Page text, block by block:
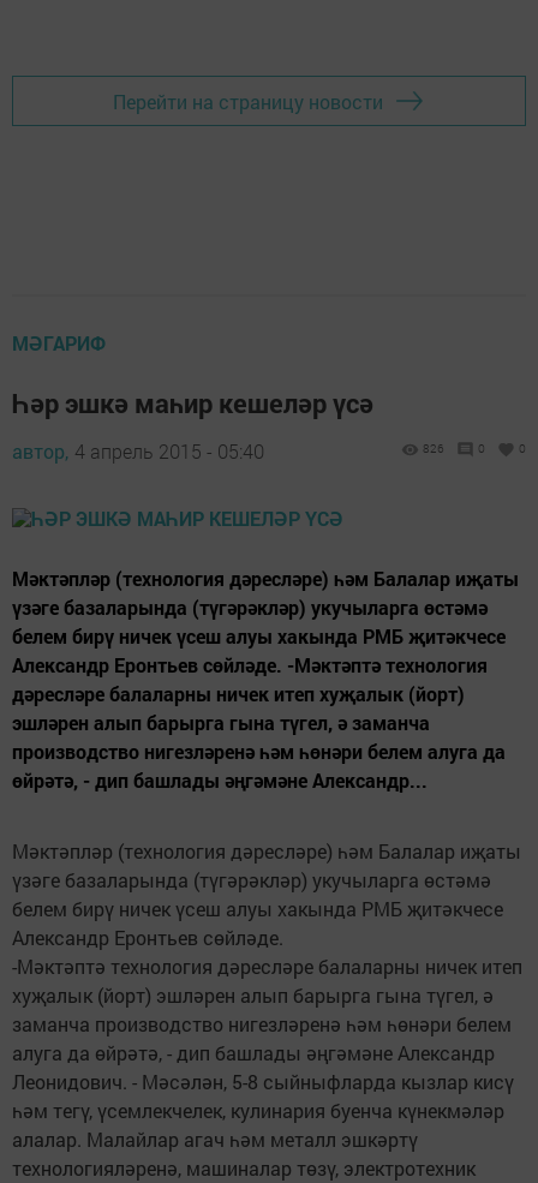
Перейти на страницу новости
МӘГАРИФ
Һәр эшкә маһир кешеләр үсә
автор, 4 апрель 2015 - 05:40 826 0 0
Мәктәпләр (технология дәресләре) һәм Балалар иҗаты
үзәге базаларында (түгәрәкләр) укучыларга өстәмә
белем бирү ничек үсеш алуы хакында РМБ җитәкчесе
Александр Еронтьев сөйләде. -Мәктәптә технология
дәресләре балаларны ничек итеп хуҗалык (йорт)
эшләрен алып барырга гына түгел, ә заманча
производство нигезләренә һәм һөнәри белем алуга да
өйрәтә, - дип башлады әңгәмәне Александр...
Мәктәпләр (технология дәресләре) һәм Балалар иҗаты
үзәге базаларында (түгәрәкләр) укучыларга өстәмә
белем бирү ничек үсеш алуы хакында РМБ җитәкчесе
Александр Еронтьев сөйләде.
-Мәктәптә технология дәресләре балаларны ничек итеп
хуҗалык (йорт) эшләрен алып барырга гына түгел, ә
заманча производство нигезләренә һәм һөнәри белем
алуга да өйрәтә, - дип башлады әңгәмәне Александр
Леонидович. - Мәсәлән, 5-8 сыйныфларда кызлар кисү
һәм тегү, үсемлекчелек, кулинария буенча күнекмәләр
алалар. Малайлар агач һәм металл эшкәртү
технологияләренә, машиналар төзү, электротехник